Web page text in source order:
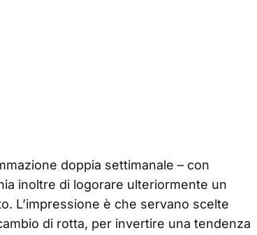
doppia settimanale – con
inoltre di logorare ulteriormente un
L’impressione è che servano scelte
di rotta, per invertire una tendenza